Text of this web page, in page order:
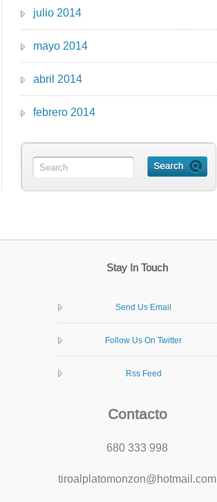
julio 2014
mayo 2014
abril 2014
febrero 2014
Stay In Touch
Send Us Email
Follow Us On Twitter
Rss Feed
Contacto
680 333 998
tiroalplatomonzon@hotmail.com